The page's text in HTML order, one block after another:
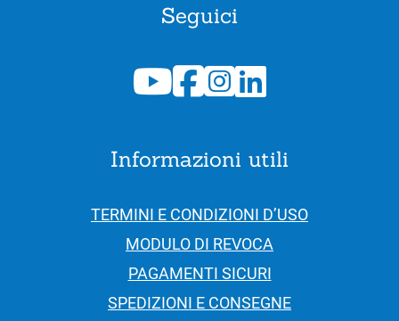
Seguici
Informazioni utili
TERMINI E CONDIZIONI D’USO
MODULO DI REVOCA
PAGAMENTI SICURI
SPEDIZIONI E CONSEGNE